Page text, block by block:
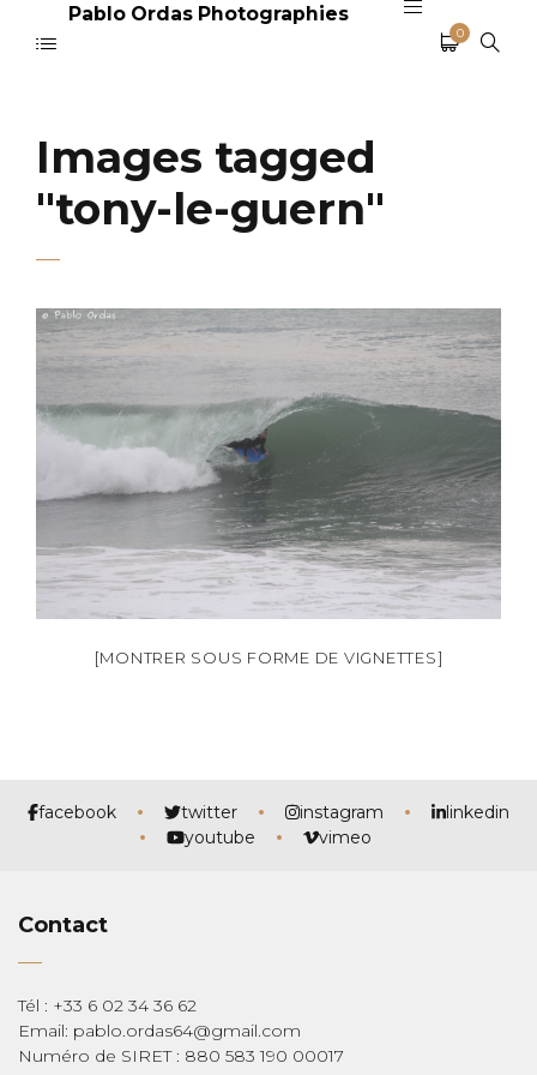
Pablo Ordas Photographies
0
Images tagged
"tony-le-guern"
[MONTRER SOUS FORME DE VIGNETTES]
facebook twitter instagram
linkedin
youtube
vimeo
Contact
Tél : +33 6 02 34 36 62
Email: pablo.ordas64@gmail.com
Numéro de SIRET : 880 583 190 00017